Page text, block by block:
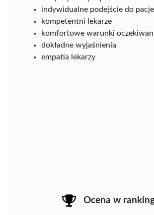
indywidualne podejście do
kompetentni lekarze
komfortowe warunki
dokładne wyjaśnienia
empatia lekarzy
Ocena w